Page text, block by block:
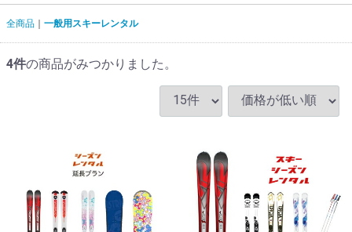
全商品 一般用スキーレンタル
4件の商品がみつかりました。